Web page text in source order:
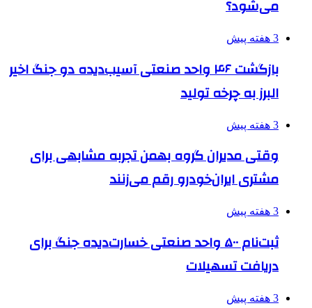
می‌شود؟
3 هفته پیش
بازگشت ۴۶ واحد صنعتی آسیب‌دیده دو جنگ اخیر
البرز به چرخه تولید
3 هفته پیش
وقتی مدیران گروه بهمن تجربه مشابهی برای
مشتری ایران‌خودرو رقم می‌زنند
3 هفته پیش
ثبت‌نام ۵۰۰ واحد صنعتی خسارت‌دیده جنگ برای
دریافت تسهیلات
3 هفته پیش